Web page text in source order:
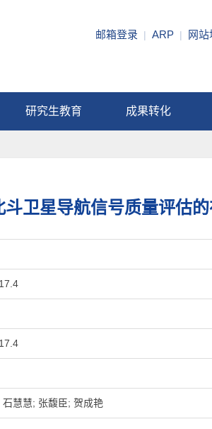
邮箱登录 | ARP | 网站
研究生教育 成果转化
斗卫星导航信号质量评估
石慧慧; 张馥臣; 贺成艳